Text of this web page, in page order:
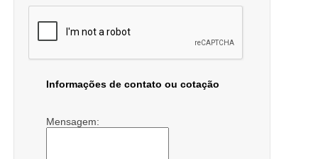
Informações de contato ou cotação
Mensagem: